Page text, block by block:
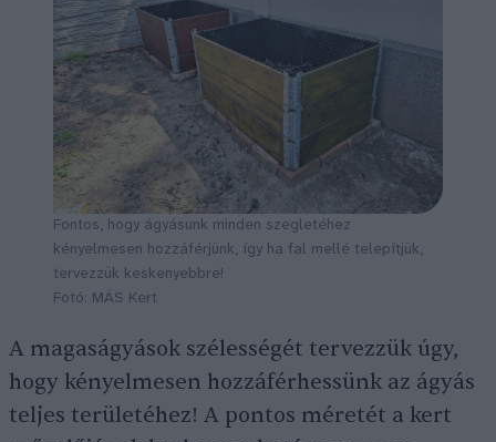
Fontos, hogy ágyásunk minden szegletéhez
kényelmesen hozzáférjünk, így ha fal mellé telepítjük,
tervezzük keskenyebbre!
Fotó: MÁS Kert
A magaságyások szélességét tervezzük úgy,
hogy kényelmesen hozzáférhessünk az ágyás
teljes területéhez! A pontos méretét a kert